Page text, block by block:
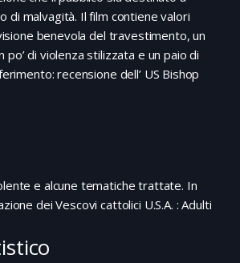
le onde possono raggiungere i 18
di malvagità. Il film contiene valori
benevola del travestimento, un
di violenza stilizzata e un paio di
recensione dell’ US Bishop
e alcune tematiche trattate. In
dei Vescovi cattolici U.S.A. : Adulti